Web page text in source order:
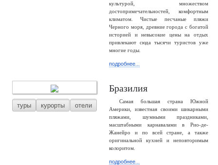
культурой, множеством
достопримечательностей, комфортным
климатом. Чистые песчаные пляжи
Черного моря, древние города с богатой
историей и невысокие цены на отдых
привлекают сюда тысячи туристов уже
многие годы.
подробнее...
туры курорты отели
Бразилия
Самая большая страна Южной
Америки, известная своими шикарными
пляжами, шумными праздниками,
масштабными карнавалами в Рио-де-
Жанейро и по всей стране, а также
оригинальной кухней и неповторимым
колоритом.
подробнее...